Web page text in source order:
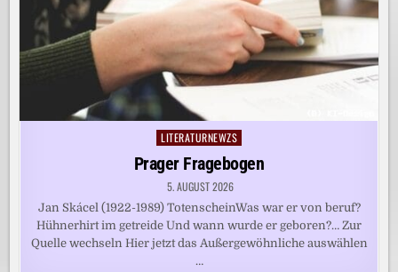
Posted
LITERATURNEWZS
Prager Fragebogen
5. AUGUST 2026
Jan Skácel (1922-1989) TotenscheinWas war er von beruf?
Hühnerhirt im getreide Und wann wurde er geboren?… Zur
Quelle wechseln Hier jetzt das Außergewöhnliche auswählen
…